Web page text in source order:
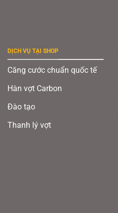
DỊCH VỤ TẠI SHOP
Căng cước chuẩn quốc tế
Hàn vợt Carbon
Đào tạo
Thanh lý vợt